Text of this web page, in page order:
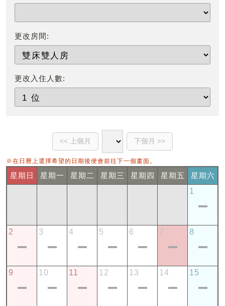
更改房間:
更改入住人數:
※在日曆上選擇希望的日期後便會前往下一個畫面。
星期日 星期一 星期二 星期三 星期四 星期五
星期六
1
2 3 4 5 6 7 8
9 10 11 12 13 14 15